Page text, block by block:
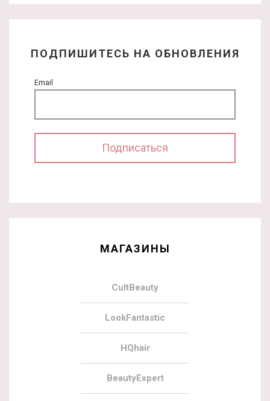
ПОДПИШИТЕСЬ НА ОБНОВЛЕНИЯ
Email
МАГАЗИНЫ
CultBeauty
LookFantastic
HQhair
BeautyExpert